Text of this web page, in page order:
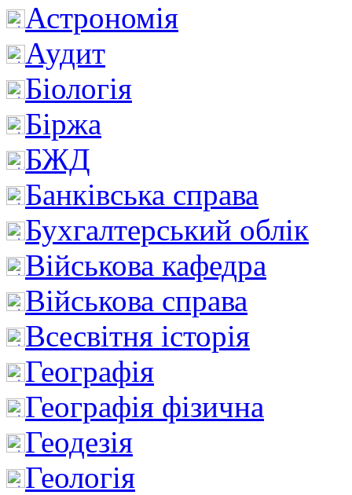
Астрономія
Аудит
Біологія
Біржа
БЖД
Банківська справа
Бухгалтерський облік
Військова кафедра
Військова справа
Всесвітня історія
Географія
Географія фізична
Геодезія
Геологія